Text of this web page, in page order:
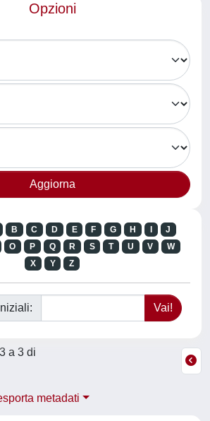
Opzioni
B C D E F G H
J
O P Q R S T U V
W
X
Y Z
a 3 di
metadati